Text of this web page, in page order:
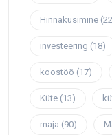
Hinnaküsimine
investeering (18)
koostöö (17)
Küte (13)
maja (90)